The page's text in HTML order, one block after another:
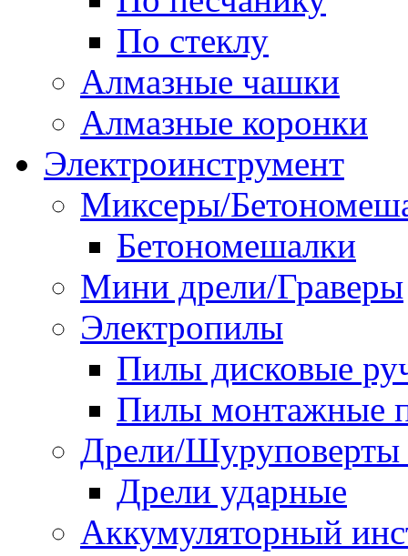
По стеклу
Алмазные чашки
Алмазные коронки
Электроинструмент
Миксеры/
Бетономешалки
Мини дрели/Граверы
Электропилы
Пилы дисковые
Пилы монтажные
Дрели/Шуруповерты
Дрели ударные
Аккумуляторный